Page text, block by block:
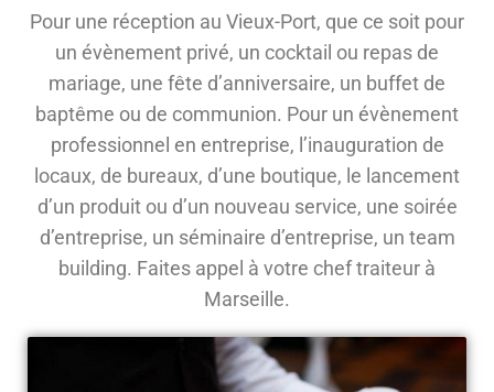
Pour une réception au Vieux-Port, que ce soit pour
un évènement privé, un cocktail ou repas de
mariage, une fête d’anniversaire, un buffet de
baptême ou de communion. Pour un évènement
professionnel en entreprise, l’inauguration de
locaux, de bureaux, d’une boutique, le lancement
d’un produit ou d’un nouveau service, une soirée
d’entreprise, un séminaire d’entreprise, un team
building. Faites appel à votre chef traiteur à
Marseille.